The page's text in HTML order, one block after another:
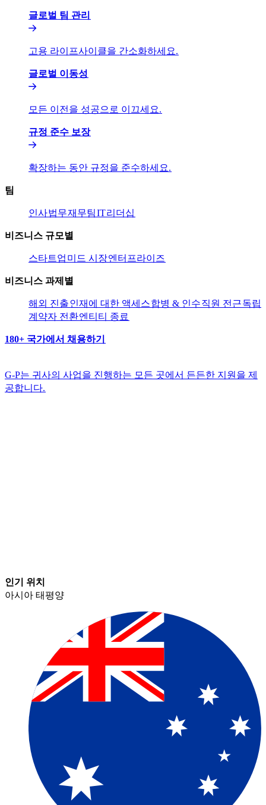
글로벌 팀 관리​​
고용 라이프사이클을 간소화하세요.​​
글로벌 이동성​​
모든 이전을 성공으로 이끄세요.​​
규정 준수 보장​​
확장하는 동안 규정을 준수하세요.​​
팀​​
인사​​법무​​재무팀​​IT​​리더십​​
비즈니스 규모별​​
스타트업​​ 미드 시장​​엔터프라이즈​​
비즈니스 과제별​​
해외 진출​​인재에 대한 액세스​​합병 & 인수​​직원 전근​​독립
계약자 전환​​엔티티 종료​​
180+ 국가에서 채용하기​​
G-P는 귀사의 사업을 진행하는 모든 곳에서 든든한 지원을 제
공합니다.​​
인기 위치​​
아시아 태평양​​